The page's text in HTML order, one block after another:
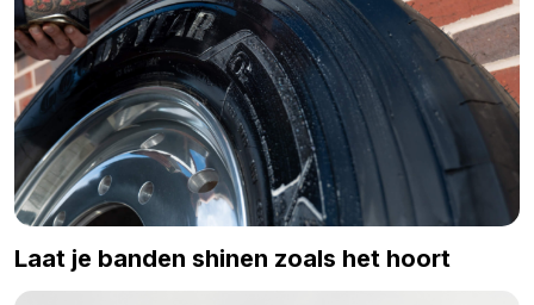
Laat je banden shinen zoals het hoort